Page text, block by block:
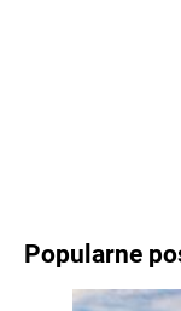
Popularne